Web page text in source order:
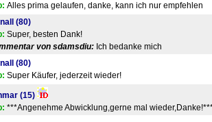
Alles prima gelaufen, danke, kann ich nur empfehlen
(80)
Super, besten Dank!
von sdamsdiu:Ich bedanke mich
(80)
Super Käufer, jederzeit wieder!
(15)
***Angenehme Abwicklung,gerne mal